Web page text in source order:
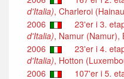
d'Italia), Charleroi
2006
23'er i 3.
d'Italia), Namur (Namur),
2006
23'er i 4.
d'Italia), Hotton
2006
107'er i 5.